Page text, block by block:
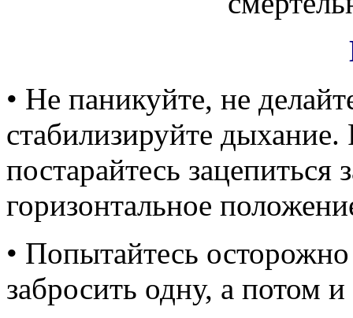
• Не паникуйте, не
стабилизируйте
постарайтесь зацепиться
горизонтальное
• Попытайтесь
забросить одну, а потом